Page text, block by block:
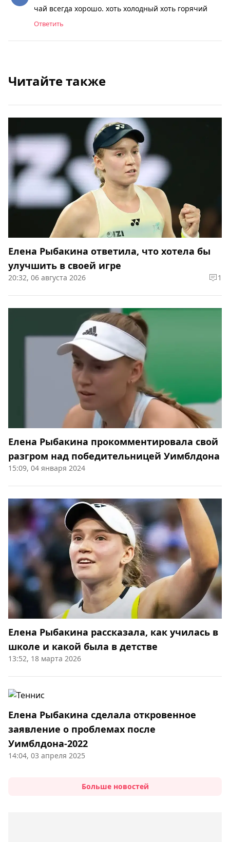
чай всегда хорошо. хоть холодный хоть горячий
Ответить
Читайте также
Елена Рыбакина ответила, что хотела бы
улучшить в своей игре
20:32, 06 августа 2026 1
Елена Рыбакина прокомментировала свой
разгром над победительницей Уимблдона
15:09, 04 января 2024
Елена Рыбакина рассказала, как училась в
школе и какой была в детстве
13:52, 18 марта 2026
Елена Рыбакина сделала откровенное
заявление о проблемах после
Уимблдона-2022
14:04, 03 апреля 2025
Больше новостей